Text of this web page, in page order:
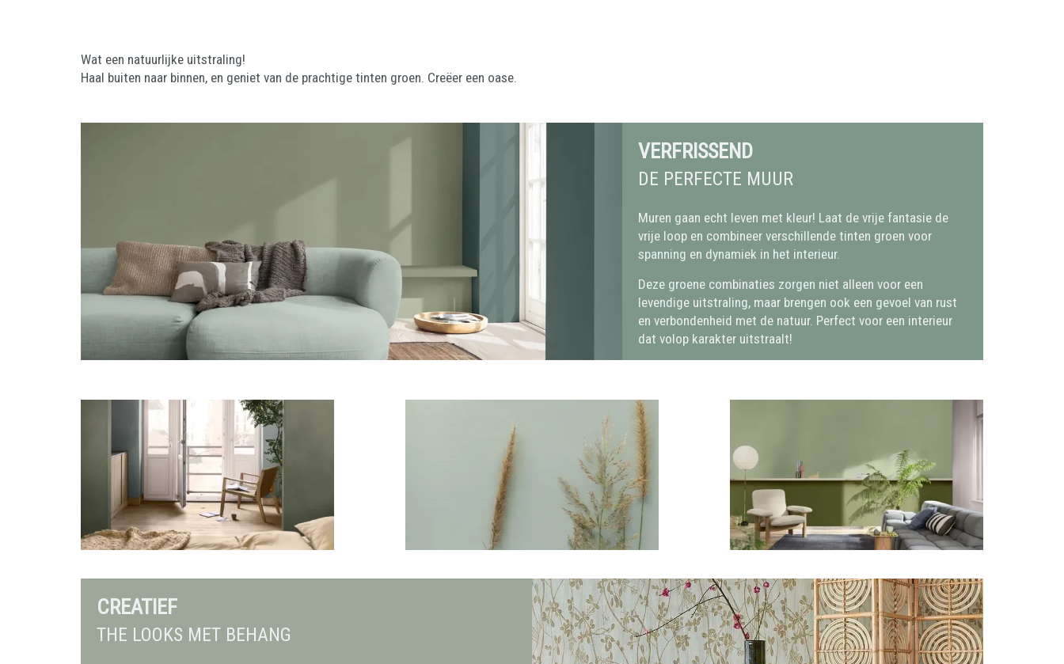
Wat een natuurlijke uitstraling!
Haal buiten naar binnen, en geniet van de prachtige tinten groen. Creëer een oase.
VERFRISSEND
DE PERFECTE MUUR
Muren gaan echt leven met kleur! Laat de vrije fantasie de
vrije loop en combineer verschillende tinten groen voor
spanning en dynamiek in het interieur.
Deze groene combinaties zorgen niet alleen voor een
levendige uitstraling, maar brengen ook een gevoel van rust
en verbondenheid met de natuur. Perfect voor een interieur
dat volop karakter uitstraalt!
CREATIEF
THE LOOKS MET BEHANG